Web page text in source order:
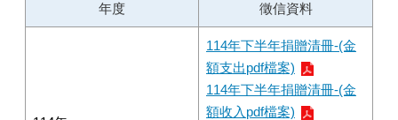
年度 徵信資料
114年下半年捐贈清冊-(金
額支出pdf檔案)
114年下半年捐贈清冊-(金
額收入pdf檔案)